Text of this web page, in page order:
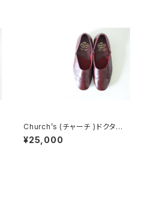
Church’s (チャーチ )ドクター
シューズ UK6
¥25,000